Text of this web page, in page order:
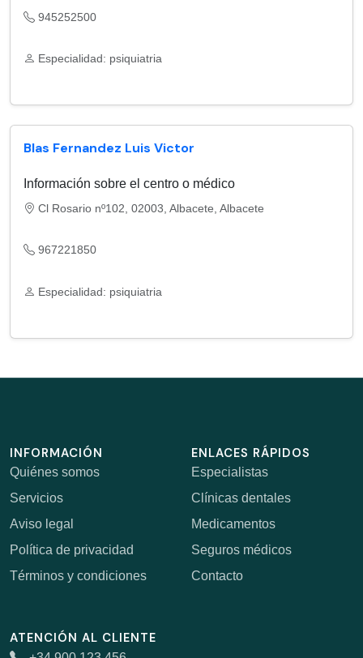
945252500
Especialidad: psiquiatria
Blas Fernandez Luis Victor
Información sobre el centro o médico
Cl Rosario nº102, 02003, Albacete, Albacete
967221850
Especialidad: psiquiatria
INFORMACIÓN
Quiénes somos
Servicios
Aviso legal
Política de privacidad
Términos y condiciones
ENLACES RÁPIDOS
Especialistas
Clínicas dentales
Medicamentos
Seguros médicos
Contacto
ATENCIÓN AL CLIENTE